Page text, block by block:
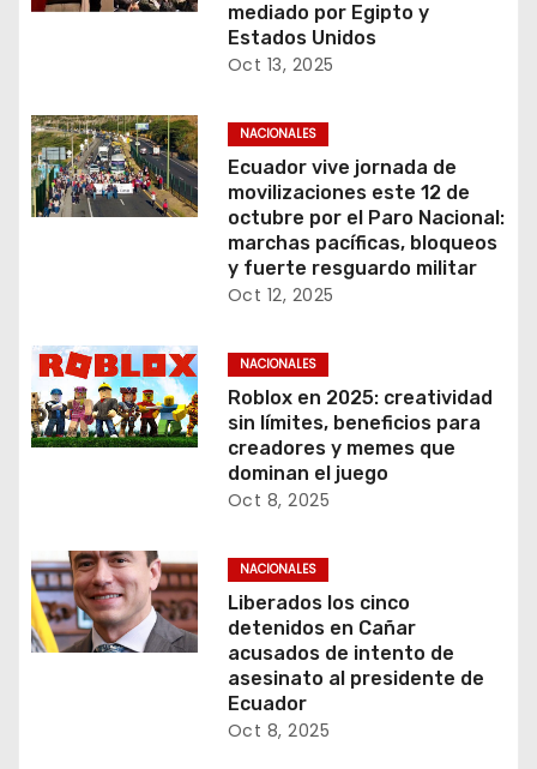
mediado por Egipto y
Estados Unidos
Oct 13, 2025
NACIONALES
Ecuador vive jornada de
movilizaciones este 12 de
octubre por el Paro Nacional:
marchas pacíficas, bloqueos
y fuerte resguardo militar
Oct 12, 2025
NACIONALES
Roblox en 2025: creatividad
sin límites, beneficios para
creadores y memes que
dominan el juego
Oct 8, 2025
NACIONALES
Liberados los cinco
detenidos en Cañar
acusados de intento de
asesinato al presidente de
Ecuador
Oct 8, 2025